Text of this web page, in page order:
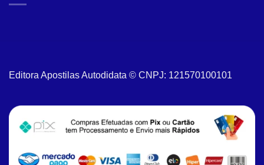
Editora Apostilas Autodidata © CNPJ: 121570100101